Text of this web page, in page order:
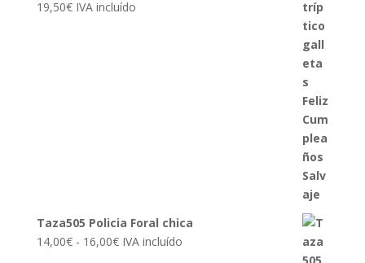
19,50€ IVA incluído
Taza505 Policia Foral chica
14,00€ - 16,00€Rango
IVA incluído